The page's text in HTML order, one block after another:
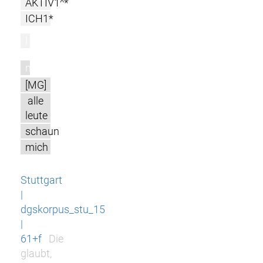
AKTIV1^*
ICH1*
m
[MG]
alle
leute
schaun
mich
Stuttgart
|
dgskorpus_stu_15
|
61+f
Die
glaubt,